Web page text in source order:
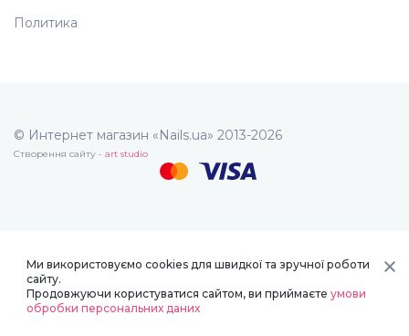
Политика
© Интернет магазин «Nails.ua» 2013-2026
Створення сайту - art studio
Ми використовуємо cookies для швидкої та зручної роботи
сайту.
Продовжуючи користуватися сайтом, ви приймаєте умови
обробки персональних даних